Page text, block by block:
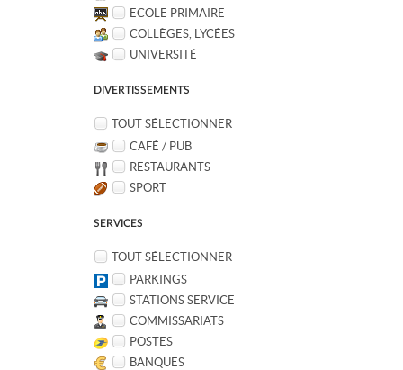
ECOLE PRIMAIRE
COLLÈGES, LYCÉES
UNIVERSITÉ
DIVERTISSEMENTS
TOUT SÉLECTIONNER
CAFÉ / PUB
RESTAURANTS
SPORT
SERVICES
TOUT SÉLECTIONNER
PARKINGS
STATIONS SERVICE
COMMISSARIATS
POSTES
BANQUES